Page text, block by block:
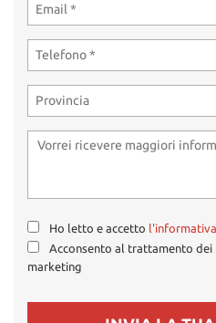
Ho letto e accetto
Acconsento al trattamento
marketing
Cookie per il
Cookie analitici
Leggi
la
cookie